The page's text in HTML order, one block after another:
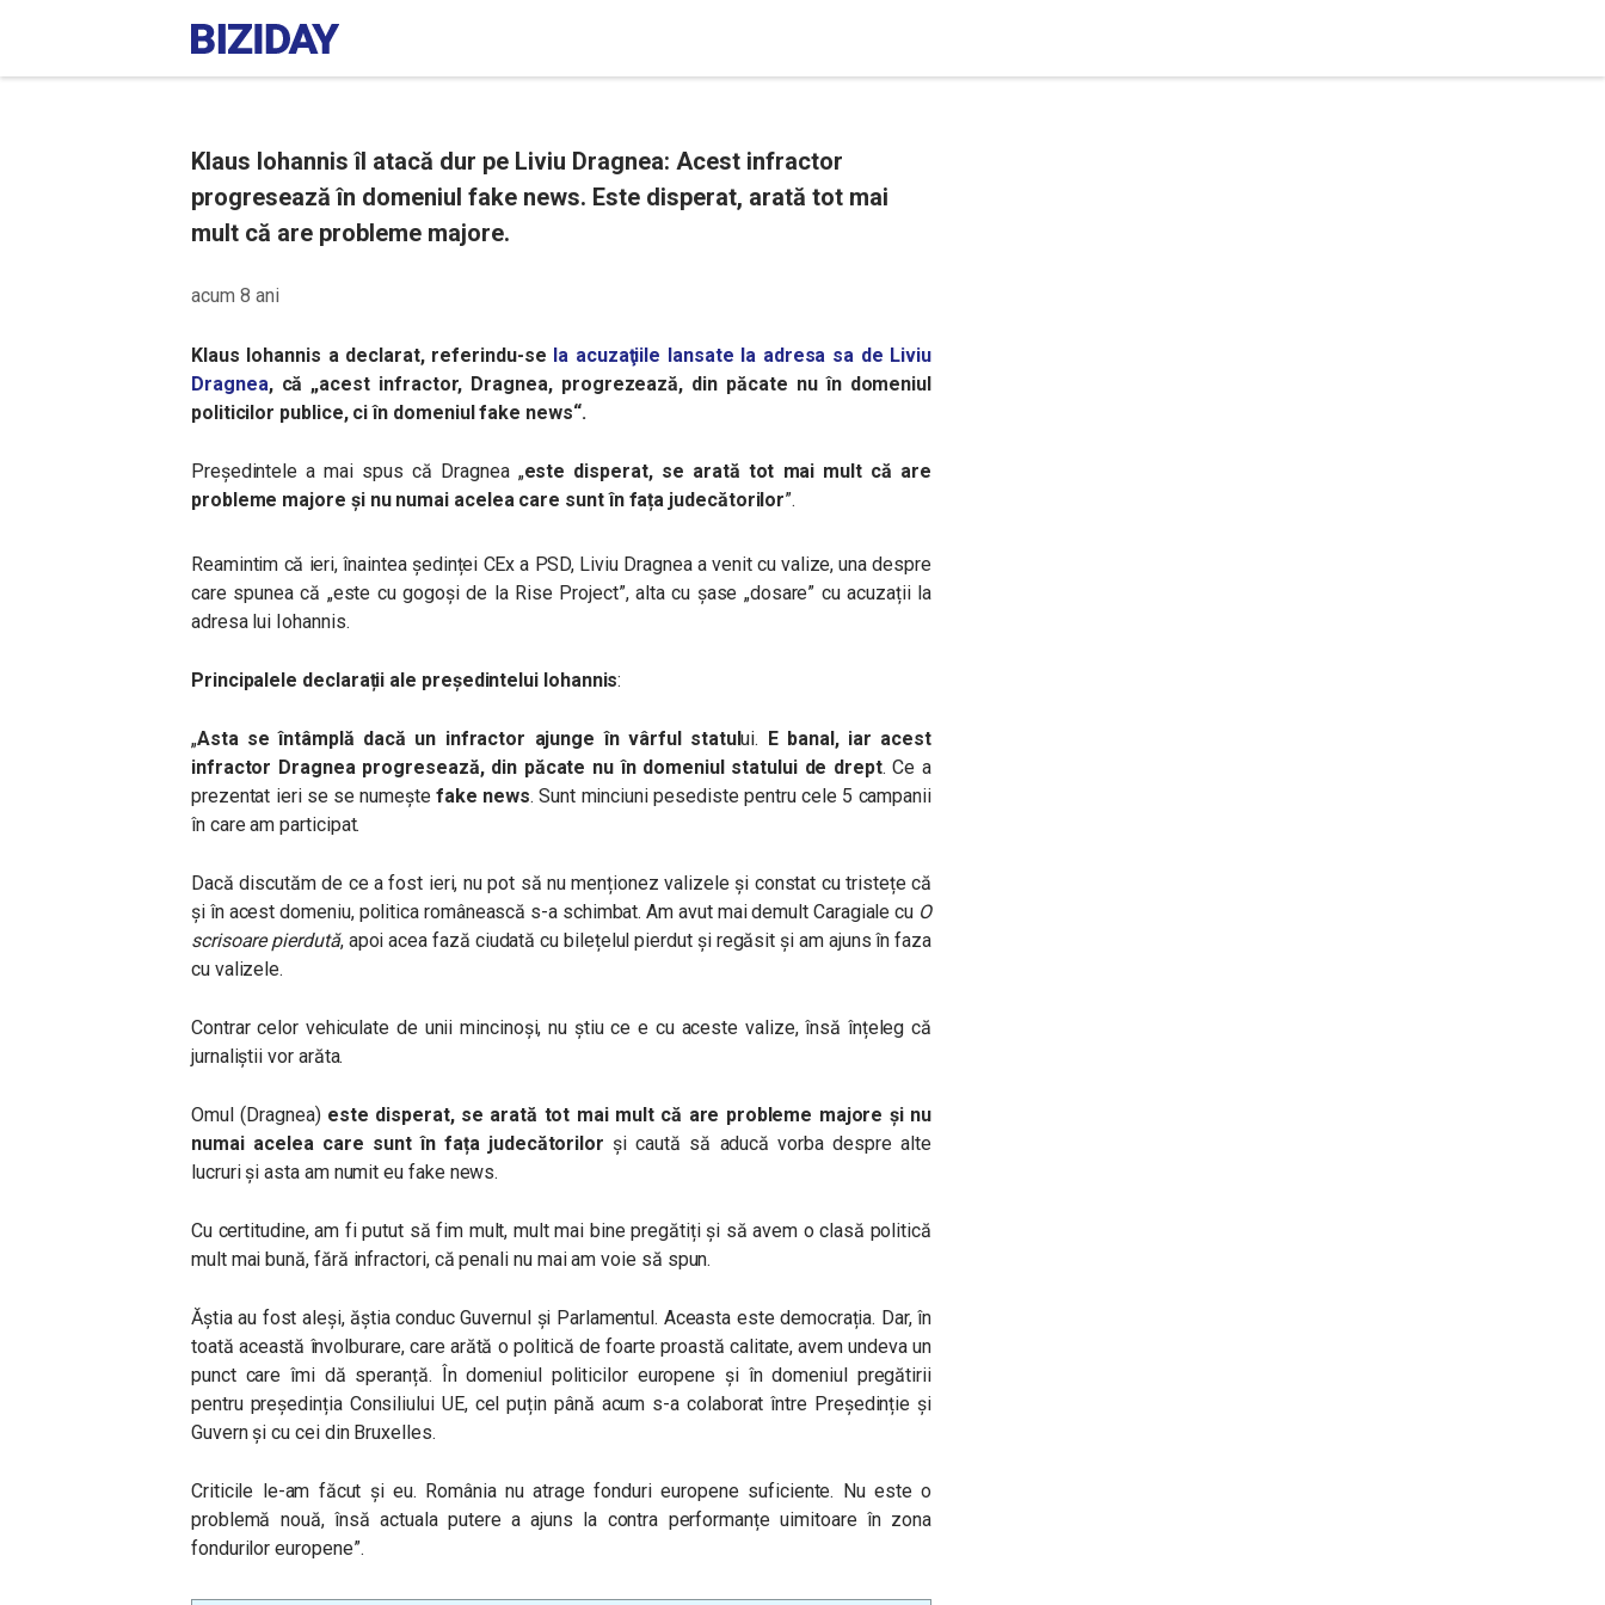
Klaus Iohannis îl atacă dur pe Liviu Dragnea: Acest infractor
progresează în domeniul fake news. Este disperat, arată tot mai
mult că are probleme majore.
acum 8 ani
Klaus Iohannis a declarat, referindu-se la acuzaţiile lansate la adresa sa de Liviu
Dragnea, că „acest infractor, Dragnea, progrezează, din păcate nu în domeniul
politicilor publice, ci în domeniul fake news“.
Președintele a mai spus că Dragnea „este disperat, se arată tot mai mult că are
probleme majore și nu numai acelea care sunt în fața judecătorilor”.
Reamintim că ieri, înaintea ședinței CEx a PSD, Liviu Dragnea a venit cu valize, una despre
care spunea că „este cu gogoşi de la Rise Project”, alta cu șase „dosare” cu acuzații la
adresa lui Iohannis.
Principalele declarații ale președintelui Iohannis:
„Asta se întâmplă dacă un infractor ajunge în vârful statului. E banal, iar acest
infractor Dragnea progresează, din păcate nu în domeniul statului de drept. Ce a
prezentat ieri se se numeștefake news. Sunt minciuni pesediste pentru cele 5 campanii
în care am participat.
Dacă discutăm de ce a fost ieri, nu pot să nu menționez valizele și constat cu tristețe că
și în acest domeniu, politica românească s-a schimbat. Am avut mai demult Caragiale cu O
scrisoare pierdută, apoi acea fază ciudată cu bilețelul pierdut și regăsit și am ajuns în faza
cu valizele.
Contrar celor vehiculate de unii mincinoși, nu știu ce e cu aceste valize, însă înțeleg că
jurnaliștii vor arăta.
Omul (Dragnea) este disperat, se arată tot mai mult că are probleme majore și nu
numai acelea care sunt în fața judecătorilor și caută să aducă vorba despre alte
lucruri și asta am numit eu fake news.
Cu certitudine, am fi putut să fim mult, mult mai bine pregătiți și să avem o clasă politică
mult mai bună, fără infractori, că penali nu mai am voie să spun.
Ăștia au fost aleși, ăștia conduc Guvernul și Parlamentul. Aceasta este democrația. Dar, în
toată această învolburare, care arătă o politică de foarte proastă calitate, avem undeva un
punct care îmi dă speranță. În domeniul politicilor europene și în domeniul pregătirii
pentru președinția Consiliului UE, cel puțin până acum s-a colaborat între Președinție și
Guvern și cu cei din Bruxelles.
Criticile le-am făcut și eu. România nu atrage fonduri europene suficiente. Nu este o
problemă nouă, însă actuala putere a ajuns la contra performanțe uimitoare în zona
fondurilor europene”.